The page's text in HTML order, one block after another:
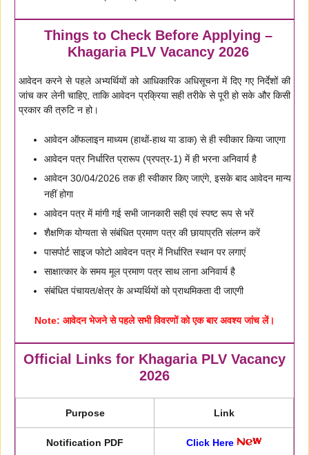
Things to Check Before Applying –
Khagaria PLV Vacancy 2026
आवेदन करने से पहले अभ्यर्थियों को आधिकारिक अधिसूचना में दिए गए निर्देशों की
जांच कर लेनी चाहिए, ताकि आवेदन प्रक्रिया सही तरीके से पूरी हो सके और किसी
प्रकार की त्रुटि न हो।
आवेदन ऑफलाइन माध्यम (हाथों-हाथ या डाक) से ही स्वीकार किया जाएगा
आवेदन पत्र निर्धारित प्रारूप (प्रपत्र-1) में ही भरना अनिवार्य है
आवेदन 30/04/2026 तक ही स्वीकार किए जाएंगे, इसके बाद आवेदन मान्य
नहीं होगा
आवेदन पत्र में मांगी गई सभी जानकारी सही एवं स्पष्ट रूप से भरें
शैक्षणिक योग्यता से संबंधित प्रमाण पत्र की छायाप्रति संलग्न करें
पासपोर्ट साइज फोटो आवेदन पत्र में निर्धारित स्थान पर लगाएं
साक्षात्कार के समय मूल प्रमाण पत्र साथ लाना अनिवार्य है
संबंधित पंचायत/क्षेत्र के अभ्यर्थियों को प्राथमिकता दी जाएगी
Note: आवेदन भेजने से पहले सभी विवरणों को एक बार अवश्य जांच लें।
Official Links for Khagaria PLV Vacancy
2026
Purpose Link
Notification PDF Click Here